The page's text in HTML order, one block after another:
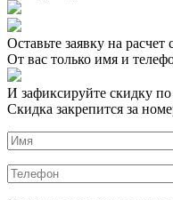
Оставьте заявку на расчет
От вас только имя и
И зафиксируйте скидку
Скидка закрепится за